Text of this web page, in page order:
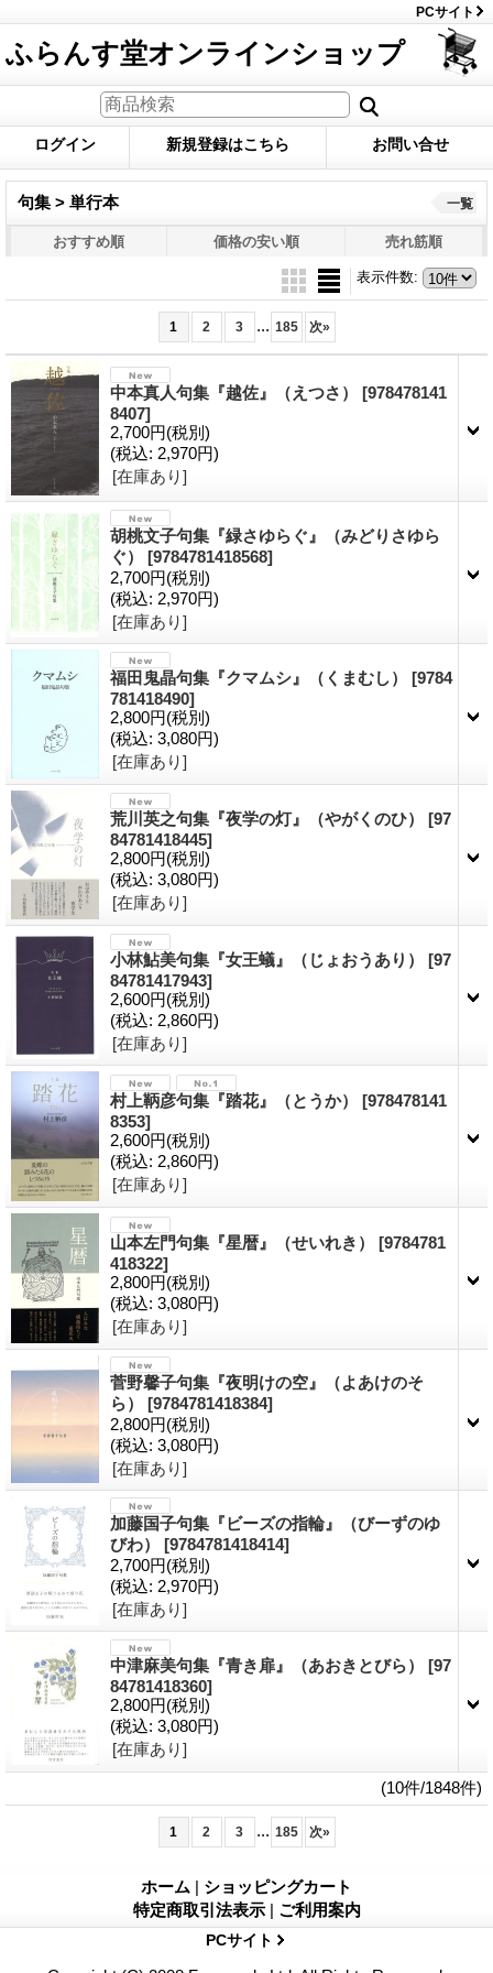
PCサイト
ふらんす堂オンラインショップ
ログイン 新規登録はこちら お問い合せ
句集 > 単行本 一覧
おすすめ順 価格の安い順 売れ筋順
表示件数:
1 2 3 ... 185 次»
中本真人句集『越佐』（えつさ） [978478141
8407]
2,700円(税別)
(税込: 2,970円)
[在庫あり]
胡桃文子句集『緑さゆらぐ』（みどりさゆら
ぐ） [9784781418568]
2,700円(税別)
(税込: 2,970円)
[在庫あり]
福田鬼晶句集『クマムシ』（くまむし） [9784
781418490]
2,800円(税別)
(税込: 3,080円)
[在庫あり]
荒川英之句集『夜学の灯』（やがくのひ） [97
84781418445]
2,800円(税別)
(税込: 3,080円)
[在庫あり]
小林鮎美句集『女王蟻』（じょおうあり） [97
84781417943]
2,600円(税別)
(税込: 2,860円)
[在庫あり]
村上鞆彦句集『踏花』（とうか） [978478141
8353]
2,600円(税別)
(税込: 2,860円)
[在庫あり]
山本左門句集『星暦』（せいれき） [9784781
418322]
2,800円(税別)
(税込: 3,080円)
[在庫あり]
菅野馨子句集『夜明けの空』（よあけのそ
ら） [9784781418384]
2,800円(税別)
(税込: 3,080円)
[在庫あり]
加藤国子句集『ビーズの指輪』（びーずのゆ
びわ） [9784781418414]
2,700円(税別)
(税込: 2,970円)
[在庫あり]
中津麻美句集『青き扉』（あおきとびら） [97
84781418360]
2,800円(税別)
(税込: 3,080円)
[在庫あり]
(10件/1848件)
1 2 3 ... 185 次»
ホーム | ショッピングカート
特定商取引法表示 | ご利用案内
PCサイト